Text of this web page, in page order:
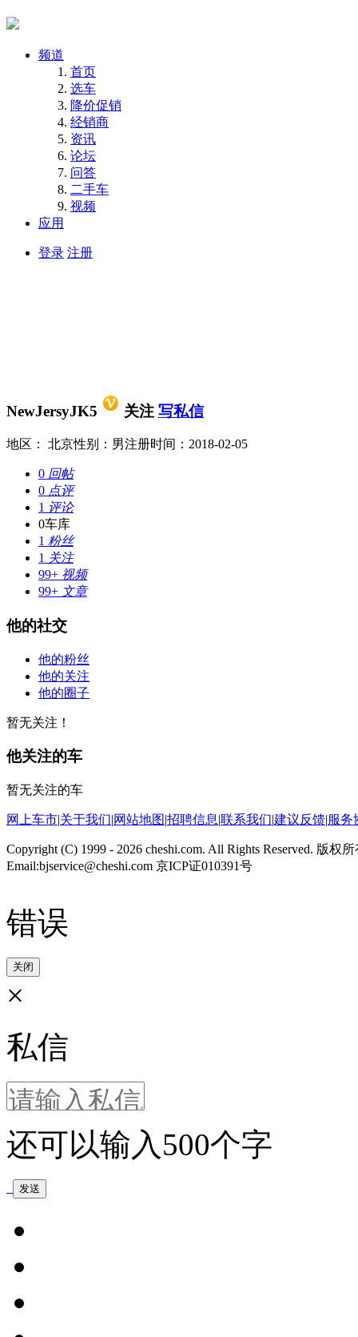
频道
首页
选车
降价促销
经销商
资讯
论坛
问答
二手车
视频
应用
登录 注册
NewJersyJK5 关注 写私信
地区： 北京性别：男注册时间：2018-02-05
0 回帖
0 点评
1 评论
0车库
1 粉丝
1 关注
99+ 视频
99+ 文章
他的社交
他的粉丝
他的关注
他的圈子
暂无关注！
他关注的车
暂无关注的车
网上车市|关于我们|网站地图|招聘信息|联系我们|建议反馈|服务
Copyright (C) 1999 - 2026 cheshi.com. All Rights Reserved. 版权
Email:bjservice@cheshi.com 京ICP证010391号
错误
关闭
×
私信
还可以输入 500个字